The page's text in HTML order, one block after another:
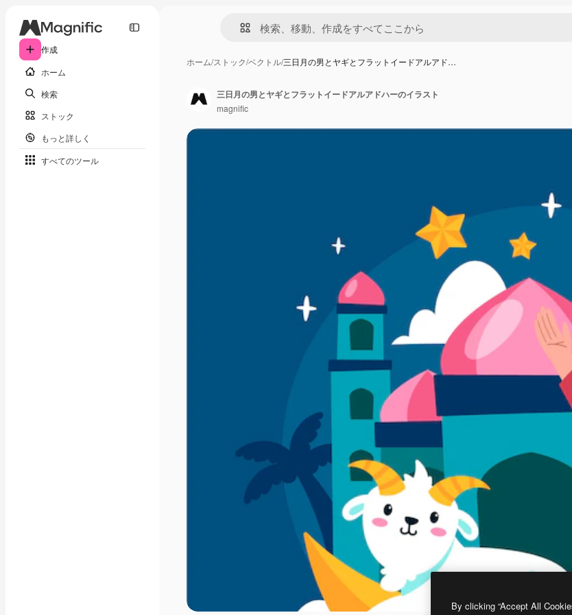
作成
ホーム
検索
ストック
もっと詳しく
すべてのツール
ホーム/ストック/ベクトル/三日月の男とヤギとフラットイードアルアド…
三日月の男とヤギとフラットイードアルアドハーのイラスト
magnific
By clicking “Accept All